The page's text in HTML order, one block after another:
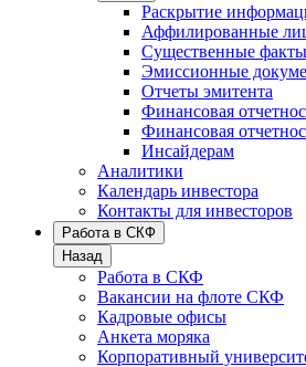
Раскрытие
Аффилированные
Существенные факты
Эмиссионные
Отчеты эмитента
Финансовая
Финансовая
Инсайдерам
Аналитики
Календарь инвестора
Контакты для инвесторов
Работа в СКФ
Назад
Работа в СКФ
Вакансии на флоте СКФ
Кадровые офисы
Анкета моряка
Корпоративный